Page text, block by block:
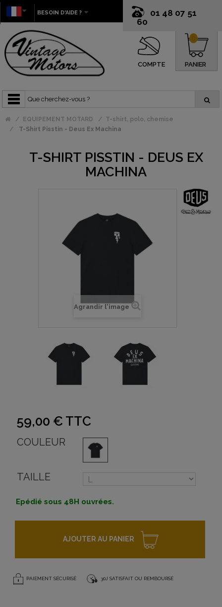
01 48 07 51
60
BESOIN D'AIDE ?
COMPTE PANIER
0
EQUIPEMENT MOTARD
T-shirt, polo, chemise
T-Shirt Pisstin - Deus Ex Machina
T-SHIRT PISSTIN - DEUS EX
MACHINA
Agrandir l'image
59,00 € TTC
COULEUR
TAILLE
Epédié sous 48H ouvrées.
AJOUTER AU PANIER
PAIEMENT SÉCURISÉ 30J SATISFAIT OU REMBOURSÉ